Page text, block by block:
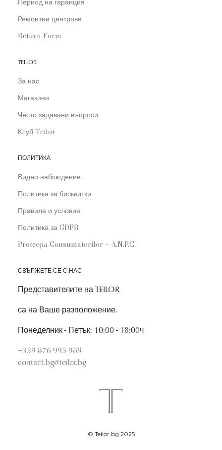
Ремонтни центрове
Return Form
TEILOR
За нас
Магазини
Често задавани въпроси
Клуб Teilor
ПОЛИТИКА
Видео наблюдение
Политика за бисквитки
Правила и условия
Политика за GDPR
Protecția Consumatorilor – A.N.P.C.
СВЪРЖЕТЕ СЕ С НАС
Представителите на TEILOR
са на Ваше разположение.
Понеделник - Петък: 10:00 - 18:00ч
+359 876 995 989
contact.bg@teilor.bg
© Teilor.bg 2025